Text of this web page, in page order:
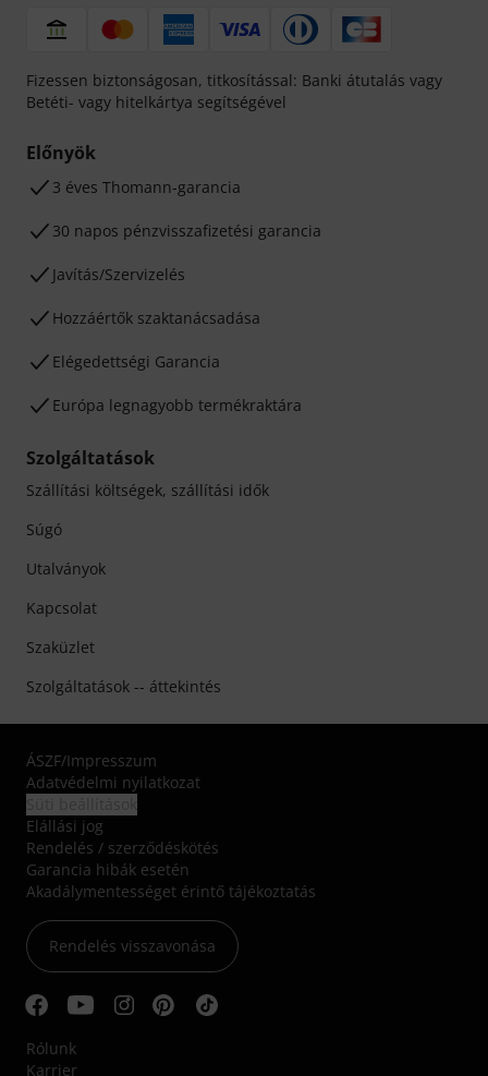
Fizessen biztonságosan, titkosítással: Banki átutalás vagy
Betéti- vagy hitelkártya segítségével
Előnyök
3 éves Thomann-garancia
30 napos pénzvisszafizetési garancia
Javítás/Szervizelés
Hozzáértők szaktanácsadása
Elégedettségi Garancia
Európa legnagyobb termékraktára
Szolgáltatások
Szállítási költségek, szállítási idők
Súgó
Utalványok
Kapcsolat
Szaküzlet
Szolgáltatások -- áttekintés
ÁSZF/Impresszum
Adatvédelmi nyilatkozat
Elállási jog
Rendelés / szerződéskötés
Garancia hibák esetén
Akadálymentességet érintő tájékoztatás
Rendelés visszavonása
Rólunk
Karrier